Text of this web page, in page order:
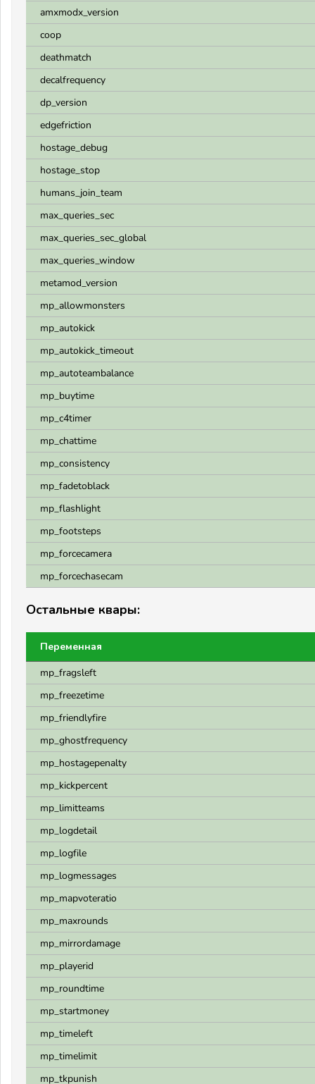
amxmodx_version
coop
deathmatch
decalfrequency
dp_version
edgefriction
hostage_debug
hostage_stop
humans_join_team
max_queries_sec
max_queries_sec_global
max_queries_window
metamod_version
mp_allowmonsters
mp_autokick
mp_autokick_timeout
mp_autoteambalance
mp_buytime
mp_c4timer
mp_chattime
mp_consistency
mp_fadetoblack
mp_flashlight
mp_footsteps
mp_forcecamera
mp_forcechasecam
Остальные квары:
Переменная
mp_fragsleft
mp_freezetime
mp_friendlyfire
mp_ghostfrequency
mp_hostagepenalty
mp_kickpercent
mp_limitteams
mp_logdetail
mp_logfile
mp_logmessages
mp_mapvoteratio
mp_maxrounds
mp_mirrordamage
mp_playerid
mp_roundtime
mp_startmoney
mp_timeleft
mp_timelimit
mp_tkpunish